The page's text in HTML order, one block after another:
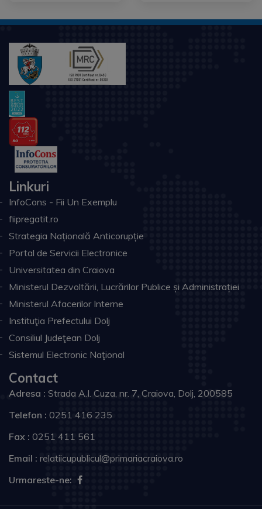
Linkuri
InfoCons - Fii Un Exemplu
fiipregatit.ro
Strategia Națională Anticorupție
Portal de Servicii Electronice
Universitatea din Craiova
Ministerul Dezvoltării, Lucrărilor Publice și Administrației
Ministerul Afacerilor Interne
Instituţia Prefectului Dolj
Consiliul Judeţean Dolj
Sistemul Electronic Naţional
Contact
Adresa : Strada A.I. Cuza, nr. 7, Craiova, Dolj, 200585
Telefon : 0251 416 235
Fax : 0251 411 561
Email : relatiicupublicul@primariacraiova.ro
Urmareste-ne: